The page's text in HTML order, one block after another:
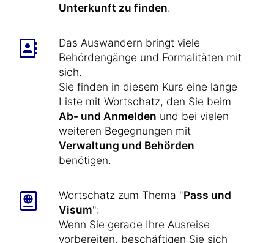
Unterkunft zu finden.
Das Auswandern bringt viele
Behördengänge und Formalitäten mit
sich.
Sie finden in diesem Kurs eine lange
Liste mit Wortschatz, den Sie beim
Ab- und Anmelden und bei vielen
weiteren Begegnungen mit
Verwaltung und Behörden
benötigen.
Wortschatz zum Thema "Pass und
Visum":
Wenn Sie gerade Ihre Ausreise
vorbereiten, beschäftigen Sie sich